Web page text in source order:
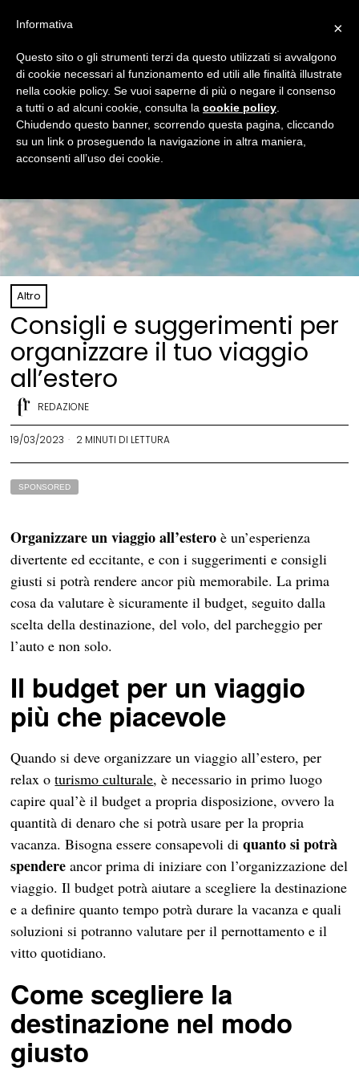
Altro
Consigli e suggerimenti per
organizzare il tuo viaggio
all’estero
REDAZIONE
19/03/2023 2 MINUTI DI LETTURA
SPONSORED
Organizzare un viaggio all’estero è un’esperienza
divertente ed eccitante, e con i suggerimenti e consigli
giusti si potrà rendere ancor più memorabile. La prima
cosa da valutare è sicuramente il budget, seguito dalla
scelta della destinazione, del volo, del parcheggio per
l’auto e non solo.
Il budget per un viaggio
più che piacevole
Quando si deve organizzare un viaggio all’estero, per
relax oturismo culturale, è necessario in primo luogo
capire qual’è il budget a propria disposizione, ovvero la
quantità di denaro che si potrà usare per la propria
vacanza. Bisogna essere consapevoli diquanto si potrà
spendere ancor prima di iniziare con l’organizzazione del
viaggio. Il budget potrà aiutare a scegliere la destinazione
e a definire quanto tempo potrà durare la vacanza e quali
soluzioni si potranno valutare per il pernottamento e il
vitto quotidiano.
Come scegliere la
destinazione nel modo
giusto
×
Informativa
Questo sito o gli strumenti terzi da questo utilizzati si avvalgono
di cookie necessari al funzionamento ed utili alle finalità illustrate
nella cookie policy. Se vuoi saperne di più o negare il consenso
a tutti o ad alcuni cookie, consulta la cookie policy
Chiudendo questo banner, scorrendo questa pagina, cliccando
su un link o proseguendo la navigazione in altra maniera,
acconsenti all’uso dei cookie.